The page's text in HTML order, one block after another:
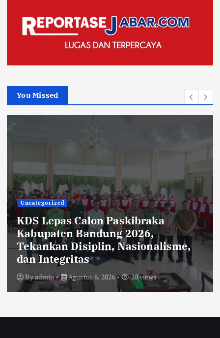
You Missed
Uncategorized
KDS Lepas Calon Paskibraka
Kabupaten Bandung 2026,
Tekankan Disiplin, Nasionalisme,
dan Integritas
Byadmin Agustus 6, 2026 20 views